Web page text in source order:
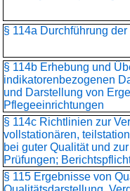
§ 114a Durchführung
§ 114b Erhebung und
indikatorenbezogenen
und Darstellung von
Pflegeeinrichtungen
§ 114c Richtlinien zur
vollstationären,
bei guter Qualität und
Prüfungen;
§ 115 Ergebnisse von